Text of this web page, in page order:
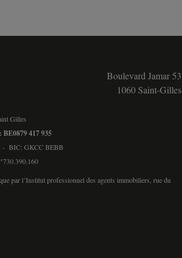
Boulevard Jamar 53
1060 Saint-Gilles
Gilles
417 935
- BIC: GKCC BEBB
par l’Institut professionnel des agents immobiliers, rue du